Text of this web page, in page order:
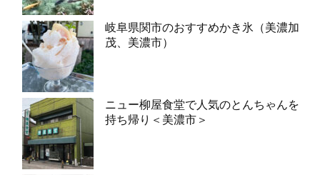
岐阜県関市のおすすめかき氷（美濃加
茂、美濃市）
ニュー柳屋食堂で人気のとんちゃんを
持ち帰り＜美濃市＞